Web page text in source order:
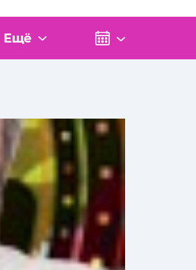
Ещё